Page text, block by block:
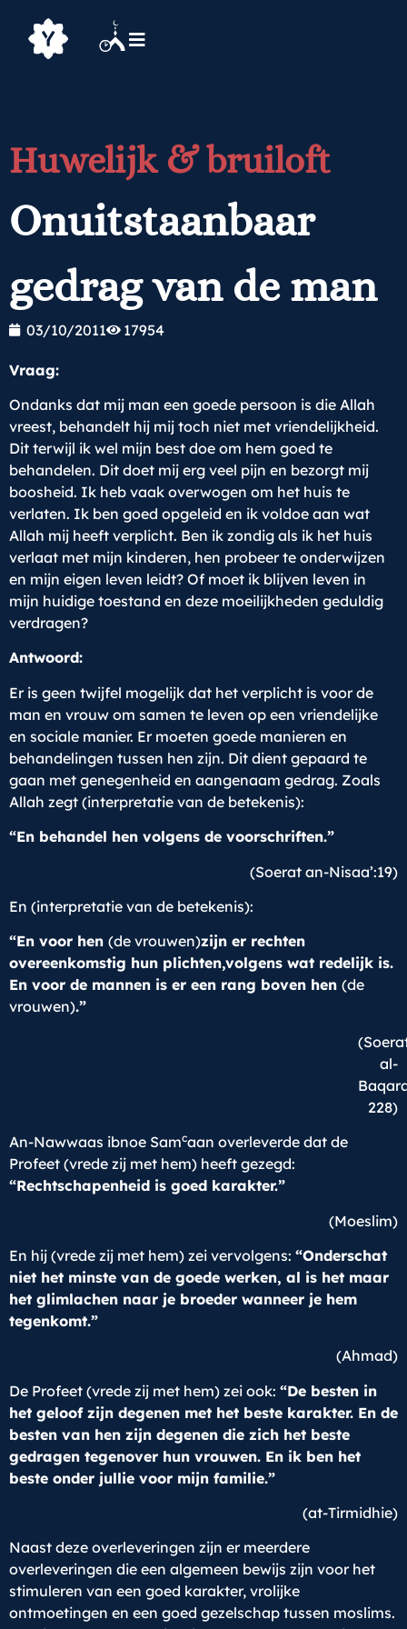
Huwelijk & bruiloft
Onuitstaanbaar
gedrag van de man
03/10/2011 17954
Vraag:
Ondanks dat mij man een goede persoon is die Allah
vreest, behandelt hij mij toch niet met vriendelijkheid.
Dit terwijl ik wel mijn best doe om hem goed te
behandelen. Dit doet mij erg veel pijn en bezorgt mij
boosheid. Ik heb vaak overwogen om het huis te
verlaten. Ik ben goed opgeleid en ik voldoe aan wat
Allah mij heeft verplicht. Ben ik zondig als ik het huis
verlaat met mijn kinderen, hen probeer te onderwijzen
en mijn eigen leven leidt? Of moet ik blijven leven in
mijn huidige toestand en deze moeilijkheden geduldig
verdragen?
Antwoord:
Er is geen twijfel mogelijk dat het verplicht is voor de
man en vrouw om samen te leven op een vriendelijke
en sociale manier. Er moeten goede manieren en
behandelingen tussen hen zijn. Dit dient gepaard te
gaan met genegenheid en aangenaam gedrag. Zoals
Allah zegt (interpretatie van de betekenis):
“En behandel hen volgens de voorschriften.”
(Soerat an-Nisaa’:19)
En (interpretatie van de betekenis):
“En voor hen (de vrouwen)zijn er rechten
overeenkomstig hun plichten,volgens wat redelijk is.
En voor de mannen is er een rang boven hen (de
vrouwen).”
al-
228)
An-Nawwaas ibnoe Samcaan overleverde dat de
Profeet (vrede zij met hem) heeft gezegd:
“Rechtschapenheid is goed karakter.”
(Moeslim)
En hij (vrede zij met hem) zei vervolgens: “Onderschat
niet het minste van de goede werken, al is het maar
het glimlachen naar je broeder wanneer je hem
tegenkomt.”
(Ahmad)
De Profeet (vrede zij met hem) zei ook: “De besten in
het geloof zijn degenen met het beste karakter. En de
besten van hen zijn degenen die zich het beste
gedragen tegenover hun vrouwen. En ik ben het
beste onder jullie voor mijn familie.”
(at-Tirmidhie)
Naast deze overleveringen zijn er meerdere
overleveringen die een algemeen bewijs zijn voor het
stimuleren van een goed karakter, vrolijke
ontmoetingen en een goed gezelschap tussen moslims.